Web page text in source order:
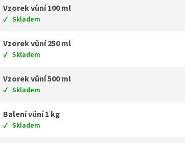
Vzorek vůní 100 ml
Skladem
Vzorek vůní 250 ml
Skladem
Vzorek vůní 500 ml
Skladem
Balení vůní 1 kg
Skladem